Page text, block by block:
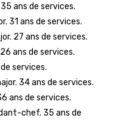
ans de services.
31 ans de services.
27 ans de services.
ans de services.
services.
34 ans de services.
ans de services.
chef. 35 ans de